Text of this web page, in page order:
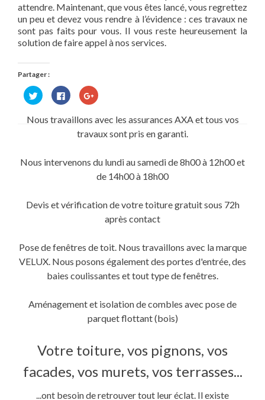
attendre. Maintenant, que vous êtes lancé, vous regrettez
un peu et devez vous rendre à l’évidence : ces travaux ne
sont pas faits pour vous. Il vous reste heureusement la
solution de faire appel à nos services.
Partager :
Cliquez
pour
partager
Twitter(ouvre
Cliquez
pour
partager
sur
Facebook(ouvre
dans
une
Cliquez
pour
Google+
dans
fenêtre)
Nous travaillons avec les assurances AXA et tous vos
travaux sont pris en garanti.
Nous intervenons du lundi au samedi de 8h00 à 12h00 et
de 14h00 à 18h00
Devis et vérification de votre toiture gratuit sous 72h
après contact
Pose de fenêtres de toit. Nous travaillons avec la marque
VELUX. Nous posons également des portes d'entrée, des
baies coulissantes et tout type de fenêtres.
Aménagement et isolation de combles avec pose de
parquet flottant (bois)
Votre toiture, vos pignons, vos
facades, vos murets, vos terrasses...
...ont besoin de retrouver tout leur éclat. Il existe